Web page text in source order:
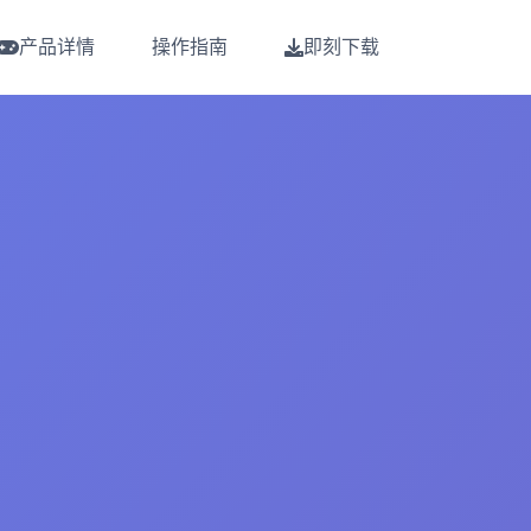
产品详情 操作指南 即刻下载